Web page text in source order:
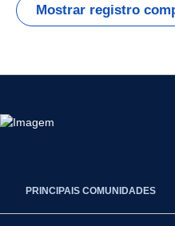
Mostrar registro
PRINCIPAIS COMUNIDADES